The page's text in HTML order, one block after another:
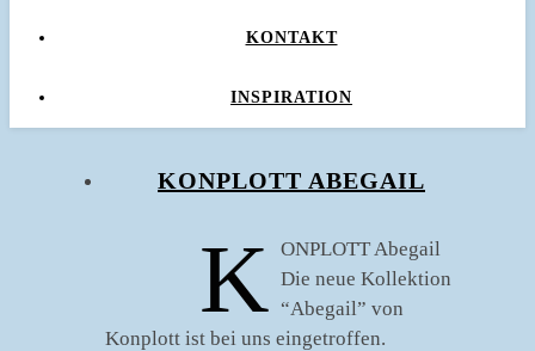
KONTAKT
INSPIRATION
KONPLOTT ABEGAIL
K ONPLOTT Abegail
Die neue Kollektion
“Abegail” von
Konplott ist bei uns eingetroffen.